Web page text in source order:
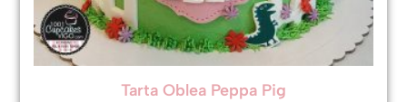
Tarta Oblea Peppa Pig